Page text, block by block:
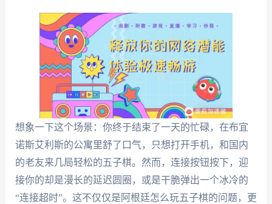
想象一下这个场景：你终于结束了一天的忙碌，在布宜
诺斯艾利斯的公寓里舒了口气，只想打开手机，和国内
的老友来几局轻松的五子棋。然而，连接按钮按下，迎
接你的却是漫长的延迟圆圈，或是干脆弹出一个冰冷的
“连接超时”。这不仅仅是阿根廷怎么玩五子棋的问题，更